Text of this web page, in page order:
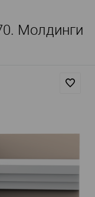
Молдинги